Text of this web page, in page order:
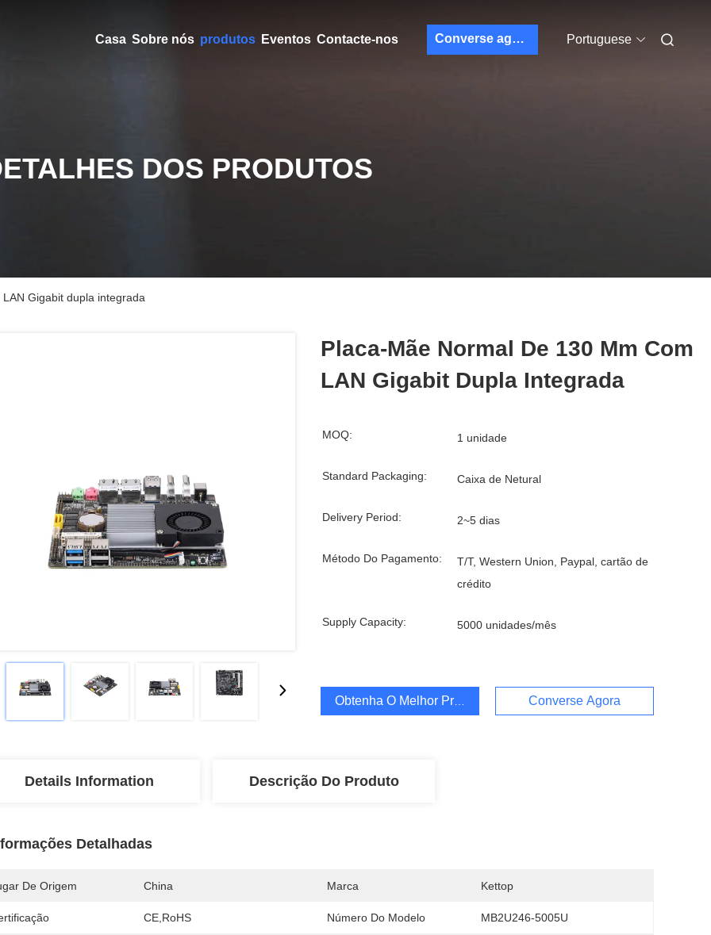
Casa Sobre nós produtos Eventos Contacte-nos Converse agora Portuguese
DOS PRODUTOS
Gigabit dupla integrada
Placa-Mãe Normal De 130 Mm Com
LAN Gigabit Dupla Integrada
MOQ: 1 unidade
Standard Packaging: Caixa de Netural
Delivery Period: 2~5 dias
Método Do Pagamento:
T/T, Western Union, Paypal, cartão de
crédito
Supply Capacity: 5000 unidades/mês
Obtenha O Melhor Preço Converse Agora
Details Information Descrição Do Produto
Detalhadas
De Origem China Marca Kettop
CE,RoHS Número Do Modelo MB2U246-5005U